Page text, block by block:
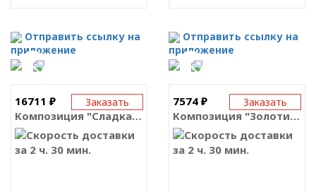
Отправить ссылку на
приложение
Отправить ссылку на
приложение
Заказать
7574 ₽
Композиция "Золотистый песок"
за 2 ч. 30 мин.
Заказать
16711 ₽
Композиция "Сладкая карамель"
за 2 ч. 30 мин.